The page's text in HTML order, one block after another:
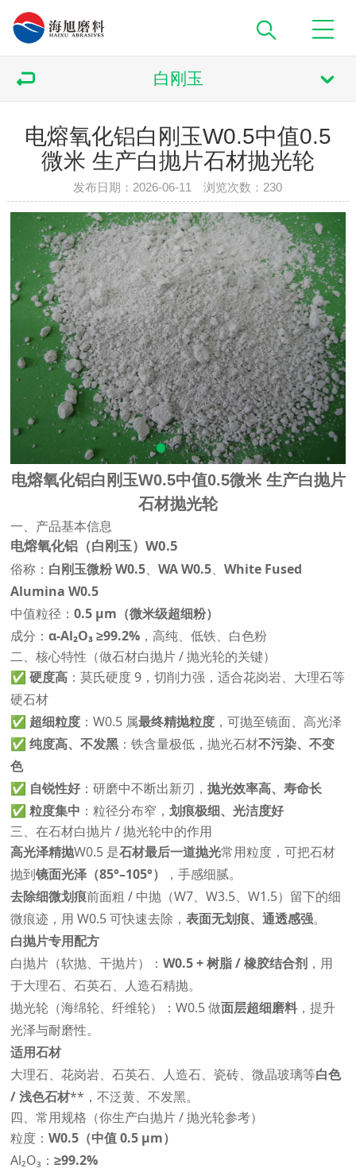
白刚玉
电熔氧化铝白刚玉W0.5中值0.5
微米 生产白抛片石材抛光轮
发布日期：2026-06-11 浏览次数： 230
电熔氧化铝白刚玉W0.5中值0.5微米 生产白抛片
石材抛光轮
一、产品基本信息
电熔氧化铝（白刚玉）W0.5
俗称： 白刚玉微粉 W0.5、WA W0.5、White Fused
Alumina W0.5
中值粒径：0.5 μm（微米级超细粉）
成分：α-Al₂O₃ ≥99.2% ，高纯、低铁、白色粉
二、核心特性（做石材白抛片 / 抛光轮的关键）
✅硬度高 ：莫氏硬度 9，切削力强，适合花岗岩、大理石等
硬石材
✅ 超细粒度 ：W0.5 属最终精抛粒度 ，可抛至镜面、高光泽
✅纯度高、不发黑 ：铁含量极低，抛光石材不污染、不变
色
✅ 自锐性好：研磨中不断出新刃，抛光效率高、寿命长
✅粒度集中 ：粒径分布窄，划痕极细、光洁度好
三、在石材白抛片 / 抛光轮中的作用
高光泽精抛W0.5 是石材最后一道抛光常用粒度，可把石材
抛到镜面光泽（85°–105°）
，手感细腻。
去除细微划痕前面粗 / 中抛（W7、W3.5、W1.5）留下的细
微痕迹，用 W0.5 可快速去除，表面无划痕、通透感强。
白抛片专用配方
白抛片（软抛、干抛片）：W0.5 + 树脂 / 橡胶结合剂 ，用
于大理石、石英石、人造石精抛。
抛光轮（海绵轮、纤维轮）：W0.5 做面层超细磨料 ，提升
光泽与耐磨性。
适用石材
大理石、花岗岩、石英石、人造石、瓷砖、微晶玻璃等白色
/ 浅色石材**，不泛黄、不发黑。
四、常用规格（你生产白抛片 / 抛光轮参考）
粒度：W0.5（中值 0.5 μm）
Al₂O₃：≥99.2%